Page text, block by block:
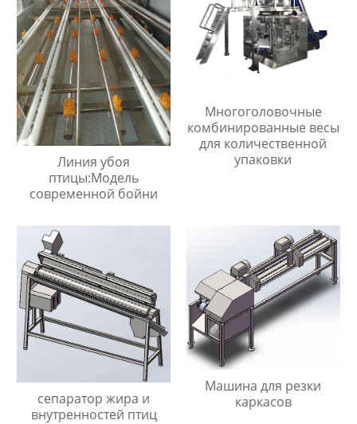
Линия убоя
птицы:Модель
современной бойни
Многоголовочные
комбинированные весы
для количественной
упаковки
сепаратор жира и
внутренностей птиц
Машина для резки
каркасов